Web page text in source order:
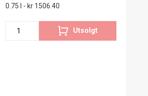
0.75 l - kr 1506.40
Utsolgt